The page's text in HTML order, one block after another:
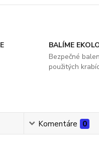
BALÍME
Bezpečné
použitých krabíc
Komentáre 0